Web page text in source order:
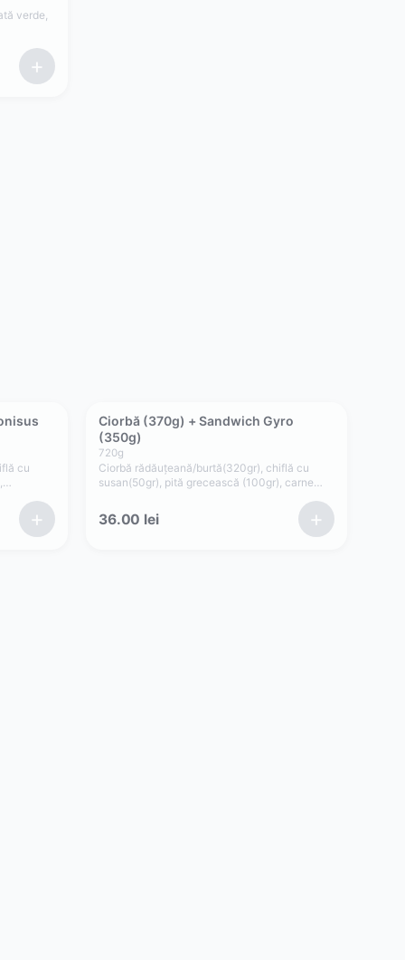
verde,
+
cu
+
Ciorbă (370g) + Sandwich Gyro
(350g)
720g
Ciorbă rădăuțeană/burtă(320gr), chiflă cu
susan(50gr), pită grecească (100gr), carne
murați(25gr), ceapă(15gr), salată verde, sos
picant (50gr)
36.00 lei +